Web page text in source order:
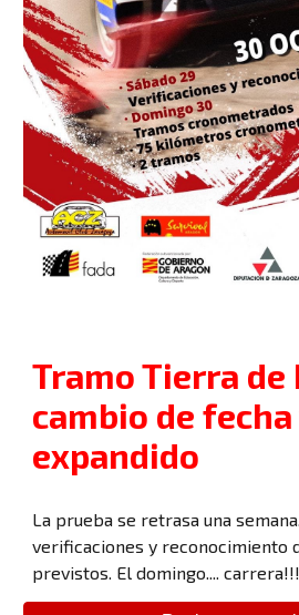
Tramo Tierra de
cambio de
expandido
La prueba se retrasa una
verificaciones y reconocimiento
previstos. El domingo....